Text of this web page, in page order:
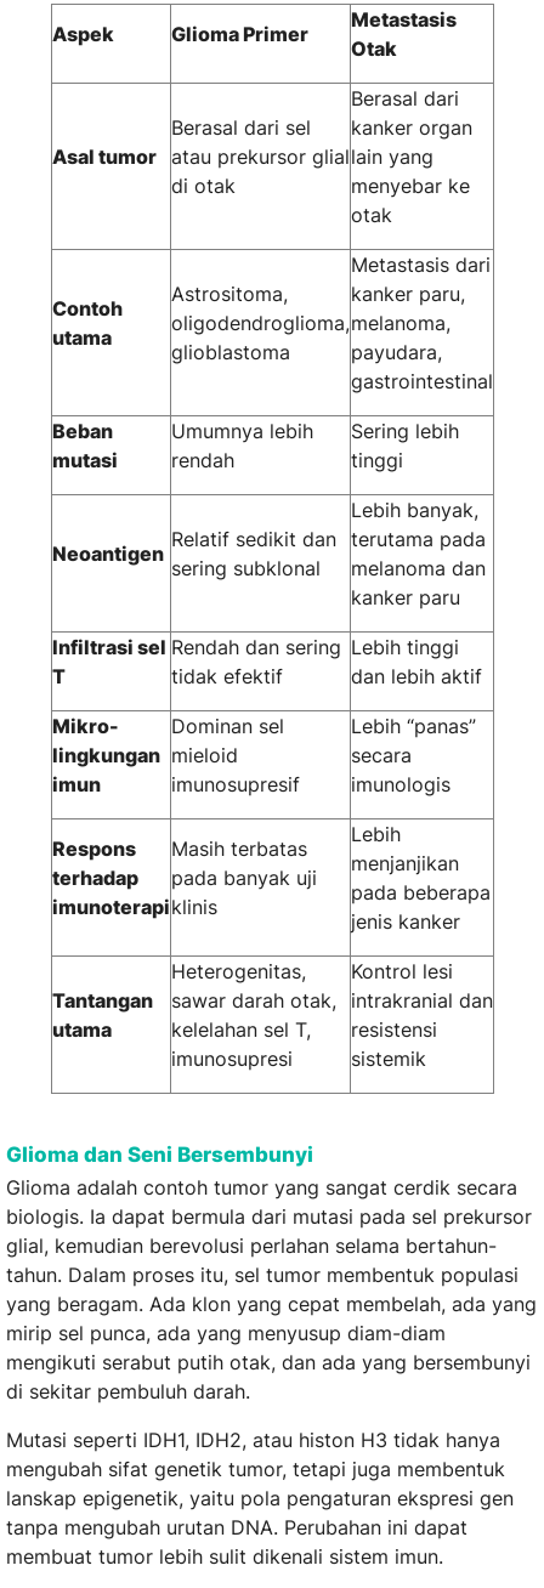
Aspek Glioma Primer
Metastasis
Otak
Asal tumor
Berasal dari sel
atau prekursor glial
di otak
Berasal dari
kanker organ
lain yang
menyebar ke
otak
Contoh
utama
Astrositoma,
oligodendroglioma,
glioblastoma
Metastasis dari
kanker paru,
melanoma,
payudara,
gastrointestinal
Beban
mutasi
Umumnya lebih
rendah
Sering lebih
tinggi
Neoantigen
Relatif sedikit dan
sering subklonal
Lebih banyak,
terutama pada
melanoma dan
kanker paru
Infiltrasi sel
T
Rendah dan sering
tidak efektif
Lebih tinggi
dan lebih aktif
Mikro-
lingkungan
imun
Dominan sel
mieloid
imunosupresif
Lebih “panas”
secara
imunologis
Respons
terhadap
imunoterapi
Masih terbatas
pada banyak uji
klinis
Lebih
menjanjikan
pada beberapa
jenis kanker
Tantangan
utama
Heterogenitas,
sawar darah otak,
kelelahan sel T,
imunosupresi
Kontrol lesi
intrakranial dan
resistensi
sistemik
Glioma dan Seni Bersembunyi
Glioma adalah contoh tumor yang sangat cerdik secara
biologis. Ia dapat bermula dari mutasi pada sel prekursor
glial, kemudian berevolusi perlahan selama bertahun-
tahun. Dalam proses itu, sel tumor membentuk populasi
yang beragam. Ada klon yang cepat membelah, ada yang
mirip sel punca, ada yang menyusup diam-diam
mengikuti serabut putih otak, dan ada yang bersembunyi
di sekitar pembuluh darah.
Mutasi seperti IDH1, IDH2, atau histon H3 tidak hanya
mengubah sifat genetik tumor, tetapi juga membentuk
lanskap epigenetik, yaitu pola pengaturan ekspresi gen
tanpa mengubah urutan DNA. Perubahan ini dapat
membuat tumor lebih sulit dikenali sistem imun.